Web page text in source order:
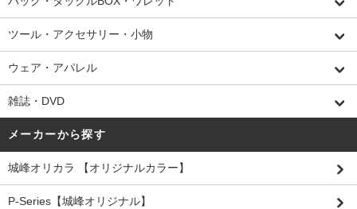
ツール・アクセサリー・小物
ウェア・アパレル
雑誌・DVD
メーカーから探す
城峰オリカラ 【オリジナルカラー】
P-Series【城峰オリジナル】